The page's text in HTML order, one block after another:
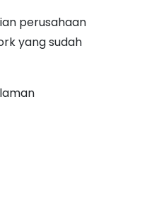
perusahaan
yang sudah